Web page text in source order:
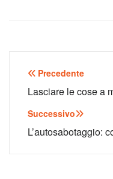
articoli
Precedente
Lasciare le cose a
Successivo
L’autosabotaggio: